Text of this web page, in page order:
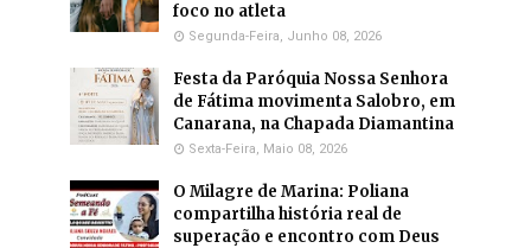
foco no atleta
Segunda-Feira, Junho 08, 2026
Festa da Paróquia Nossa Senhora
de Fátima movimenta Salobro, em
Canarana, na Chapada Diamantina
Sexta-Feira, Maio 08, 2026
O Milagre de Marina: Poliana
compartilha história real de
superação e encontro com Deus